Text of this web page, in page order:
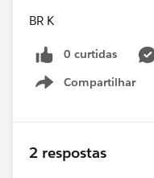
BR K
0 curtidas
Compartilhar
Show menu
2 respostas